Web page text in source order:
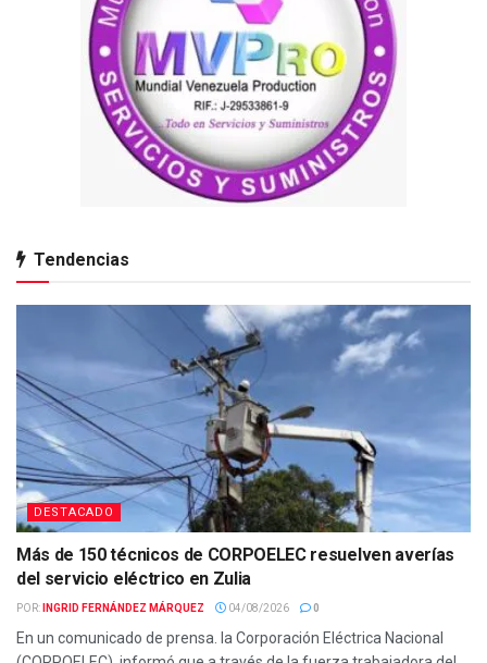
Tendencias
DESTACADO
Más de 150 técnicos de CORPOELEC resuelven averías
del servicio eléctrico en Zulia
POR: INGRID FERNÁNDEZ MÁRQUEZ 04/08/2026 0
En un comunicado de prensa. la Corporación Eléctrica Nacional